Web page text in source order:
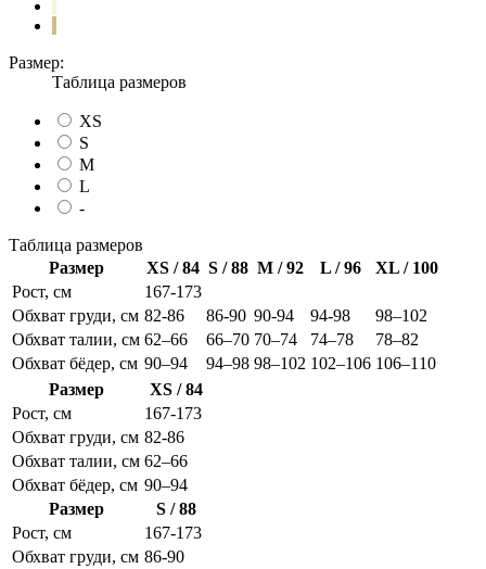
Размер:
Таблица размеров
XS
S
M
L
-
Таблица размеров
Размер
XS / 84 S / 88 M / 92 L / 96
XL / 100
Рост, см
167-173
Обхват груди, см 82-86 86-90 90-94 94-98
98–102
Обхват талии, см 62–66 66–70 70–74 74–78
78–82
Обхват бёдер, см 90–94 94–98 98–102 102–106 106–110
Размер
XS / 84
Рост, см
167-173
Обхват груди, см 82-86
Обхват талии, см 62–66
Обхват бёдер, см 90–94
Размер
S / 88
Рост, см
167-173
Обхват груди, см 86-90